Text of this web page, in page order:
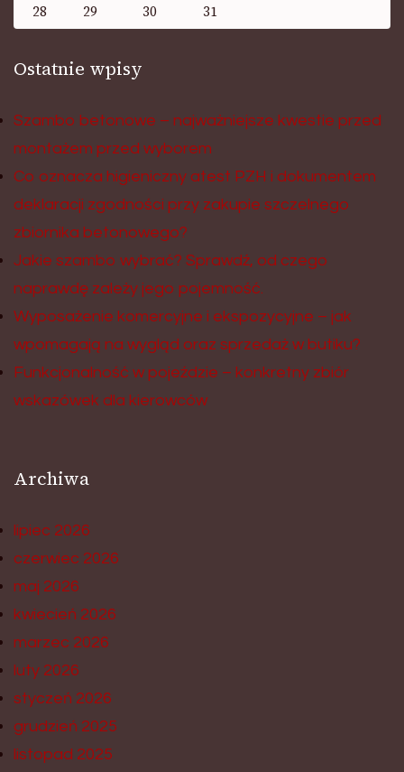
28
29 30 31
Ostatnie wpisy
Szambo betonowe – najważniejsze kwestie przed
montażem przed wyborem
Co oznacza higieniczny atest PZH i dokumentem
deklaracji zgodności przy zakupie szczelnego
zbiornika betonowego?
Jakie szambo wybrać? Sprawdź, od czego
naprawdę zależy jego pojemność.
Wyposażenie komercyjne i ekspozycyjne – jak
wpomagają na wygląd oraz sprzedaż w butiku?
Funkcjonalność w pojeździe – konkretny zbiór
wskazówek dla kierowców
Archiwa
lipiec 2026
czerwiec 2026
maj 2026
kwiecień 2026
marzec 2026
luty 2026
styczeń 2026
grudzień 2025
listopad 2025